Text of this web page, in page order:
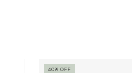
40% OFF